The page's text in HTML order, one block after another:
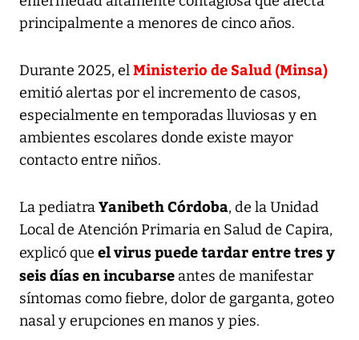
principalmente a menores de cinco años.
Durante 2025, elMinisterio de Salud (Minsa)
emitió alertas por el incremento de casos,
especialmente en temporadas lluviosas y en
ambientes escolares donde existe mayor
contacto entre niños.
La pediatraYanibeth Córdoba, de la Unidad
Local de Atención Primaria en Salud de Capira,
explicó que el virus puede tardar entre tres y
seis días en incubarse antes de manifestar
síntomas como fiebre, dolor de garganta, goteo
nasal y erupciones en manos y pies.